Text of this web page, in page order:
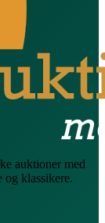
auktioner med
klassikere.